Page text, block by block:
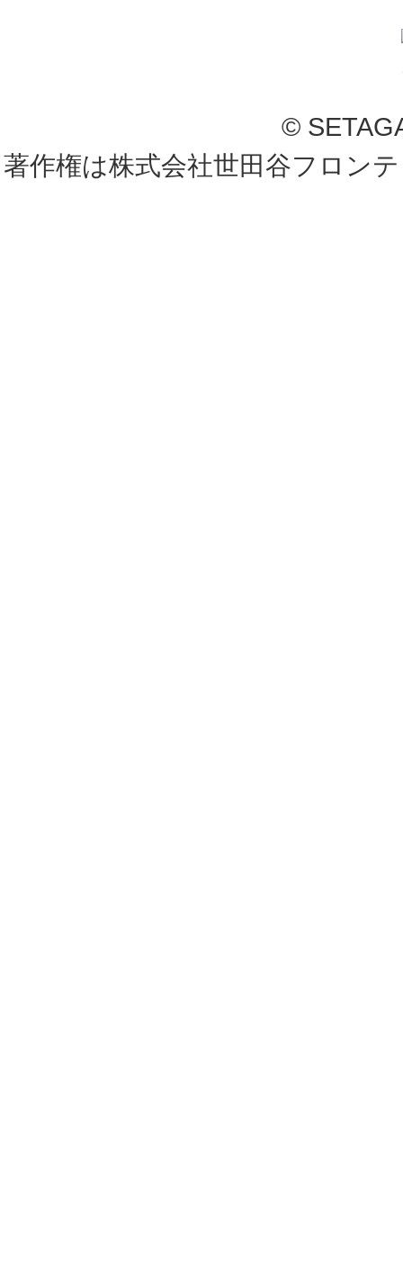
©
著作権は株式会社世田谷フロン